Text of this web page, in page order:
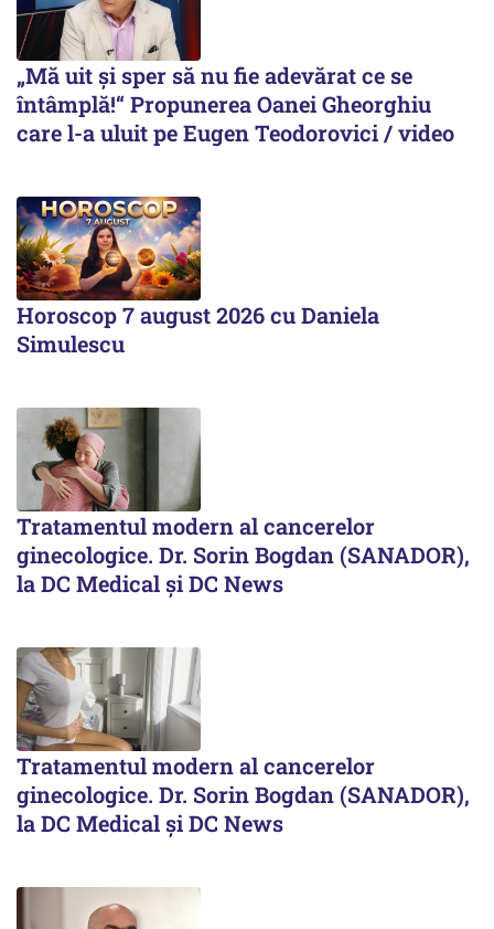
„Mă uit și sper să nu fie adevărat ce se
întâmplă!“ Propunerea Oanei Gheorghiu
care l-a uluit pe Eugen Teodorovici / video
Horoscop 7 august 2026 cu Daniela
Simulescu
Tratamentul modern al cancerelor
ginecologice. Dr. Sorin Bogdan (SANADOR),
la DC Medical și DC News
Tratamentul modern al cancerelor
ginecologice. Dr. Sorin Bogdan (SANADOR),
la DC Medical și DC News